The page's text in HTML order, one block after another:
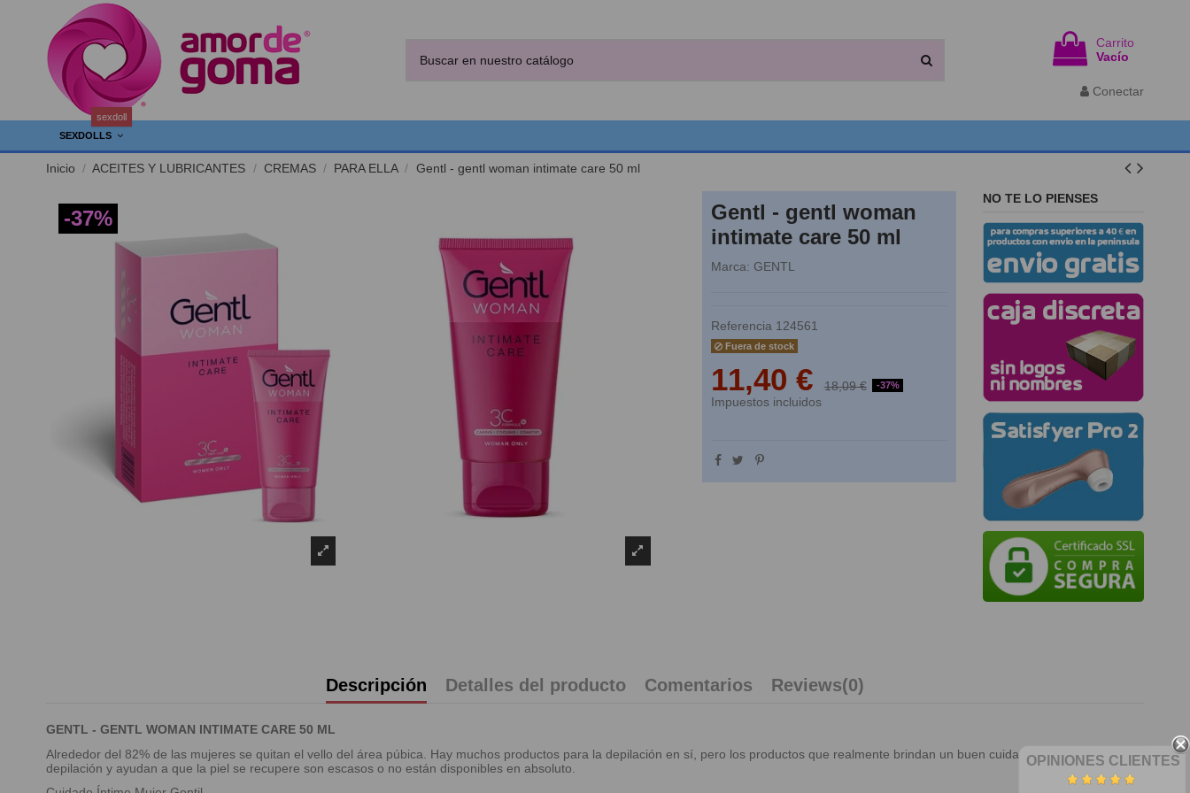
Carrito
Vacío
Conectar
SEXDOLLS
sexdoll
Inicio ACEITES Y LUBRICANTES CREMAS PARA ELLA Gentl - gentl woman intimate care 50 ml
-37%
Gentl - gentl woman
intimate care 50 ml
Marca: GENTL
Referencia 124561
Fuera de stock
11,40 € 18,09 € -37%
Impuestos incluidos
NO TE LO PIENSES
Descripción Detalles del producto Comentarios Reviews(0)
GENTL - GENTL WOMAN INTIMATE CARE 50 ML
Alrededor del 82% de las mujeres se quitan el vello del área púbica. Hay muchos productos para la depilación en sí, pero los productos que realmente brindan un buen cuidado después de la
depilación y ayudan a que la piel se recupere son escasos o no están disponibles en absoluto.
OPINIONES CLIENTES